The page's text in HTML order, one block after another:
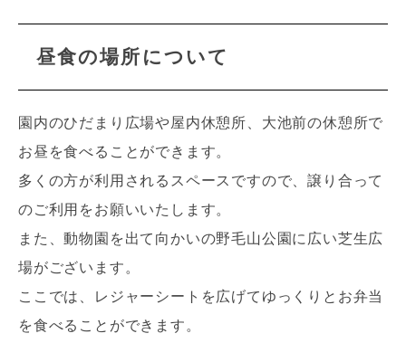
昼食の場所について
園内のひだまり広場や屋内休憩所、大池前の休憩所で
お昼を食べることができます。
多くの方が利用されるスペースですので、譲り合って
のご利用をお願いいたします。
また、動物園を出て向かいの野毛山公園に広い芝生広
場がございます。
ここでは、レジャーシートを広げてゆっくりとお弁当
を食べることができます。